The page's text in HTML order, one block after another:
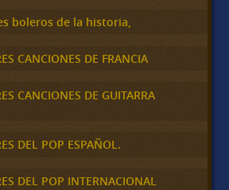
boleros de la historia,
CANCIONES DE FRANCIA
CANCIONES DE GUITARRA
DEL POP ESPAÑOL.
DEL POP INTERNACIONAL